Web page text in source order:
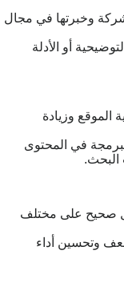
وخبرتها في مجال
أو الأدلة
الموقع وزيادة
في المحتوى
البحث.
صحيح على مختلف
وتحسين أداء